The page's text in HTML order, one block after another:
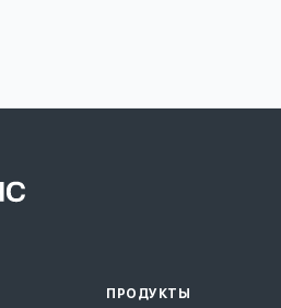
ПРОДУКТЫ